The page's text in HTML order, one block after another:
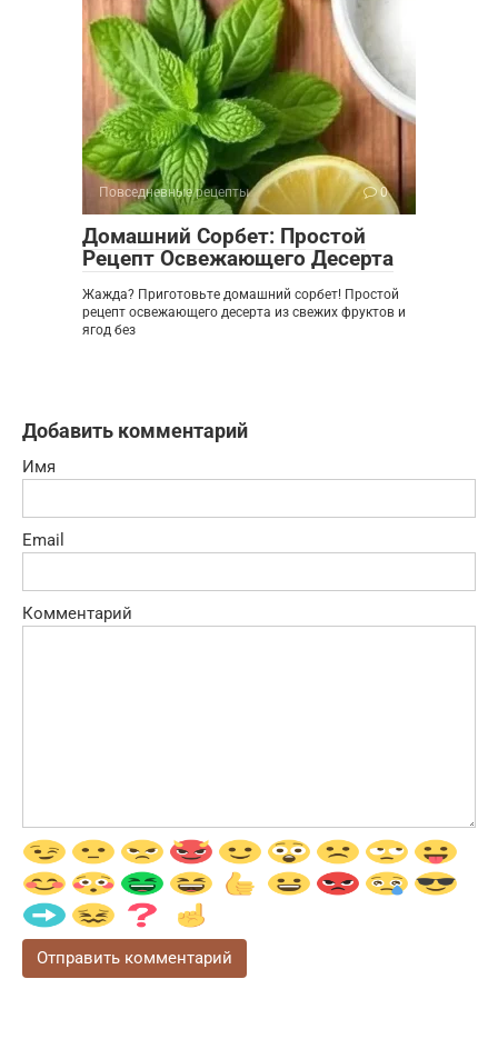
Повседневные рецепты 0
Домашний Сорбет: Простой
Рецепт Освежающего Десерта
Жажда? Приготовьте домашний сорбет! Простой
рецепт освежающего десерта из свежих фруктов и
ягод без
Добавить комментарий
Имя
Email
Комментарий